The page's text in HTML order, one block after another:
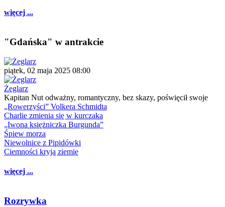
więcej ...
"Gdańska" w antrakcie
piątek, 02 maja 2025 08:00
Żeglarz
Kapitan Nut odważny, romantyczny, bez skazy, poświęcił swoje
„Rowerzyści” Volkera Schmidta
Charlie zmienia się w kurczaka
„Iwona księżniczka Burgunda”
Śpiew morza
Niewolnice z Pipidówki
Ciemności kryją ziemię
więcej ...
Rozrywka